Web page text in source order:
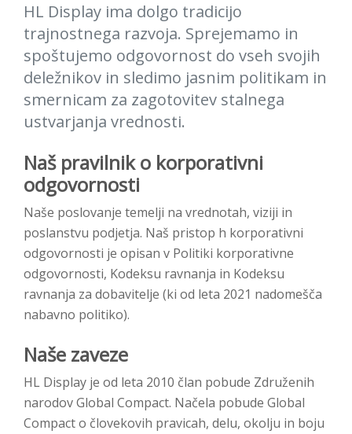
HL Display ima dolgo tradicijo
trajnostnega razvoja. Sprejemamo in
spoštujemo odgovornost do vseh svojih
deležnikov in sledimo jasnim politikam in
smernicam za zagotovitev stalnega
ustvarjanja vrednosti.
Naš pravilnik o korporativni
odgovornosti
Naše poslovanje temelji na vrednotah, viziji in
poslanstvu podjetja. Naš pristop h korporativni
odgovornosti je opisan v Politiki korporativne
odgovornosti, Kodeksu ravnanja in Kodeksu
ravnanja za dobavitelje (ki od leta 2021 nadomešča
nabavno politiko).
Naše zaveze
HL Display je od leta 2010 član pobude Združenih
narodov Global Compact. Načela pobude Global
Compact o človekovih pravicah, delu, okolju in boju